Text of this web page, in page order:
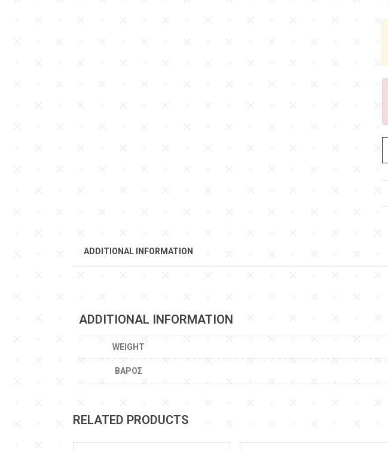
ADDITIONAL INFORMATION
ADDITIONAL INFORMATION
WEIGHT
ΒΆΡΟΣ
RELATED PRODUCTS